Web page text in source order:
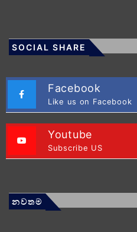
SOCIAL SHARE
Facebook
Like us on Facebook
Youtube
Subscribe US
නවතම